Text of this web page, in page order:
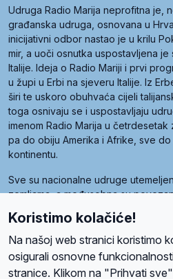
Udruga Radio Marija neprofitna je,
građanska udruga, osnovana u
inicijativni odbor nastao je u krilu
mir, a uoči osnutka uspostavljena je
Italije. Ideja o Radio Mariji i prvi
u župi u Erbi na sjeveru Italije. Iz
širi te uskoro obuhvaća cijeli
toga osnivaju se i uspostavljaju
imenom Radio Marija u
pa do obiju Amerika i Afrike, sve do
kontinentu.
Sve su nacionalne udruge
zemljama, a međusobna su
Radio Maria). Svjetsku obitelj
kojima je i hrvatska Udruga Radio
Koristimo kolačiće!
Na našoj web stranici koristimo
osigurali osnovne
stranice. Klikom na "Prihvati